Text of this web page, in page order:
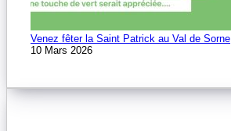
Venez fêter la Saint Patrick au Val de Sorne
10 Mars 2026